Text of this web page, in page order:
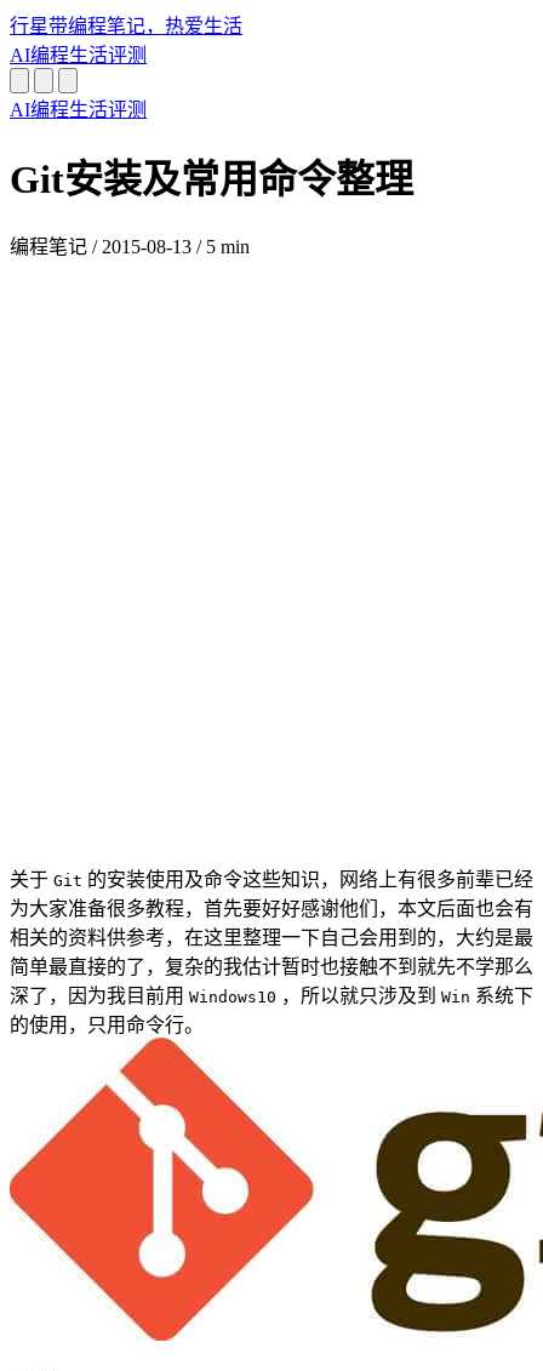
行星带编程笔记，热爱生活
AI编程生活评测
AI编程生活评测
Git安装及常用命令整理
编程笔记 / 2015-08-13 / 5 min
关于 Git 的安装使用及命令这些知识，网络上有很多前辈已经
为大家准备很多教程，首先要好好感谢他们，本文后面也会有
相关的资料供参考，在这里整理一下自己会用到的，大约是最
简单最直接的了，复杂的我估计暂时也接触不到就先不学那么
深了，因为我目前用 Windows10 ，所以就只涉及到 Win 系统下
的使用，只用命令行。